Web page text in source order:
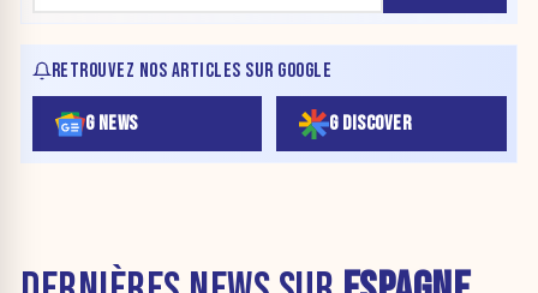
RETROUVEZ NOS ARTICLES SUR GOOGLE
G NEWS G DISCOVER